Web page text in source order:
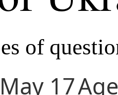
of
May 17